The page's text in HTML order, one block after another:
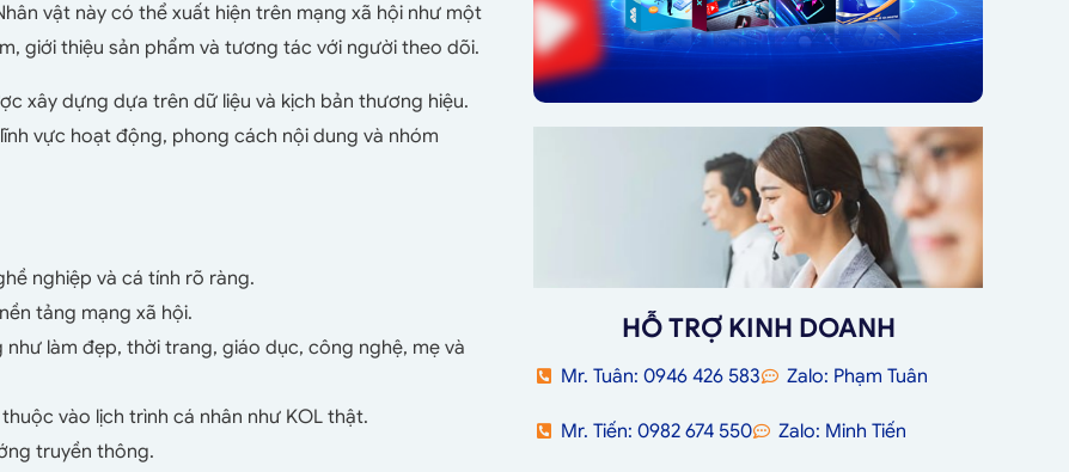
vật này có thể xuất hiện trên mạng xã hội như một
giới thiệu sản phẩm và tương tác với người theo dõi.
xây dựng dựa trên dữ liệu và kịch bản thương hiệu.
vực hoạt động, phong cách nội dung và nhóm
nghiệp và cá tính rõ ràng.
tảng mạng xã hội.
làm đẹp, thời trang, giáo dục, công nghệ, mẹ và
vào lịch trình cá nhân như KOL thật.
truyền thông.
HỖ TRỢ KINH DOANH
Mr. Tuân: 0946 426 583 Zalo: Phạm Tuân
Mr. Tiến: 0982 674 550 Zalo: Minh Tiến